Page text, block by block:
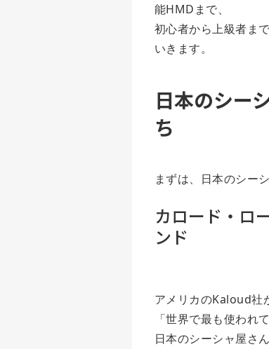
能HMDまで、
初心者から上級者ま
いきます。
日本のシー
ち
まずは、日本のシー
カロード・ロ
ンド
アメリカのKaloud社
「世界で最も使われ
日本のシーシャ屋さん